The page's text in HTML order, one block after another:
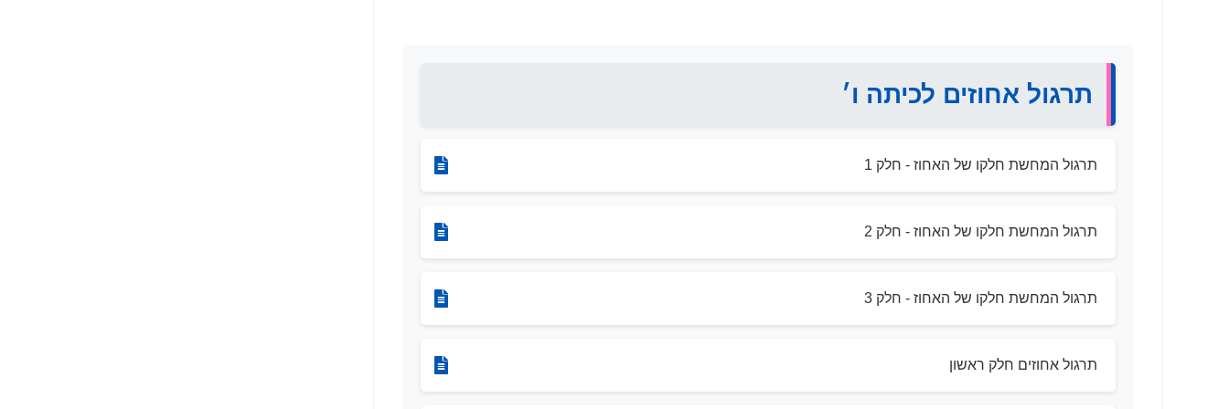
תרגול אחוזים לכיתה ו׳
תרגול המחשת חלקו של האחוז - חלק 1
תרגול המחשת חלקו של האחוז - חלק 2
תרגול המחשת חלקו של האחוז - חלק 3
תרגול אחוזים חלק ראשון